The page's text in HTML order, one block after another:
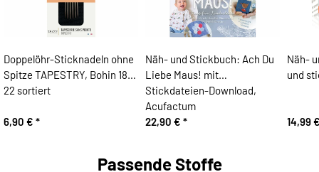
Doppelöhr-Sticknadeln ohne
Spitze TAPESTRY, Bohin 18-
22 sortiert
6,90 € *
Näh- und Stickbuch: Ach Du
Liebe Maus! mit
Stickdateien-Download,
Acufactum
22,90 € *
Näh-
und
14,99
Passende Stoffe